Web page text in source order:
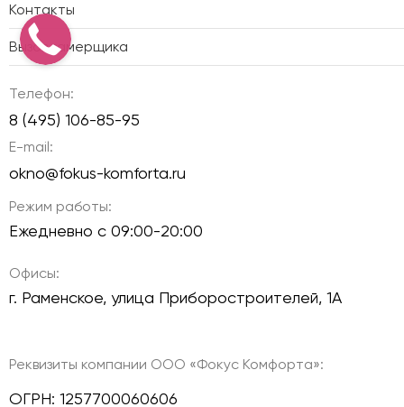
Контакты
Вызов замерщика
Телефон:
8 (495) 106-85-95
E-mail:
okno@fokus-komforta.ru
Режим работы:
Ежедневно с 09:00-20:00
Офисы:
г. Раменское, улица Приборостроителей, 1А
Реквизиты компании ООО «Фокус Комфорта»:
ОГРН: 1257700060606